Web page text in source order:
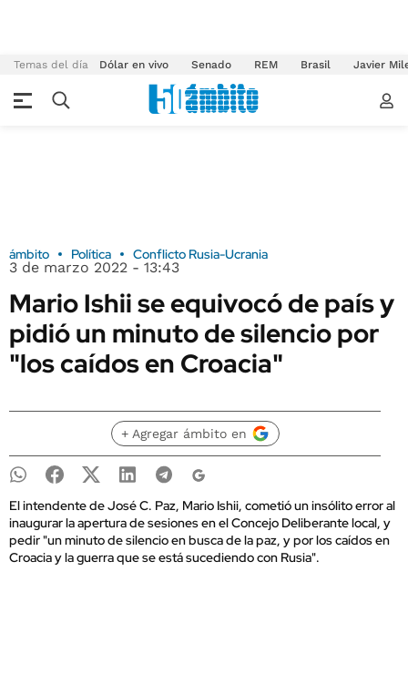
Temas del día Dólar en vivo Senado REM Brasil Javier
ámbito Política Conflicto Rusia-Ucrania
3 de marzo 2022 - 13:43
Mario Ishii se equivocó de país y
pidió un minuto de silencio por
"los caídos en Croacia"
+ Agregar ámbito en
El intendente de José C. Paz, Mario Ishii, cometió un insólito error al
inaugurar la apertura de sesiones en el Concejo Deliberante local, y
pedir "un minuto de silencio en busca de la paz, y por los caídos en
Croacia y la guerra que se está sucediendo con Rusia".